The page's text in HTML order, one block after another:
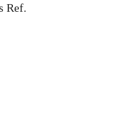
Ref.